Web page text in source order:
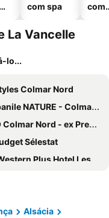
com spa
com
La Vancelle
lo...
Colmar Nord
NATURE - Colmar Parc des Exposition
Nord - ex Première Classe
Sélestat
Plus Hotel Les Humanistes
de la Tour
d'AlsaceAlsácia